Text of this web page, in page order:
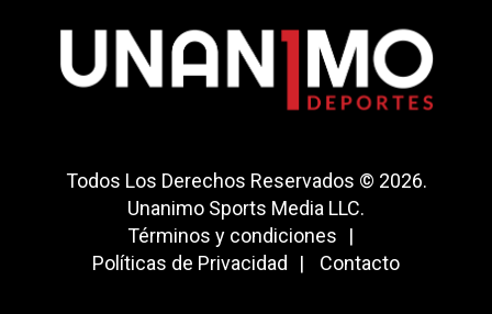
Todos Los Derechos Reservados © 2026.
Unanimo Sports Media LLC.
Términos y condiciones
Políticas de Privacidad
Contacto